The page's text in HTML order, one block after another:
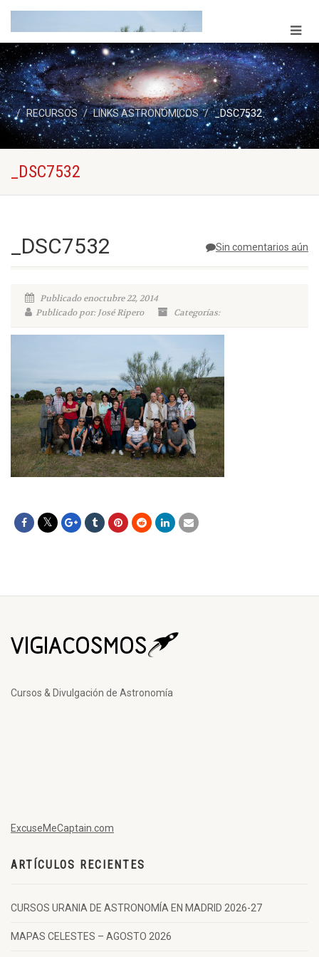
RECURSOS LINKS ASTRONÓMICOS _DSC7532
_DSC7532
Sin comentarios aún
_DSC7532
Publicado enoctubre 22, 2014
Publicado por: José Ripero
Categorías:
Cursos & Divulgación de Astronomía
ExcuseMeCaptain.com
ARTÍCULOS RECIENTES
CURSOS URANIA DE ASTRONOMÍA EN MADRID 2026-27
MAPAS CELESTES – AGOSTO 2026